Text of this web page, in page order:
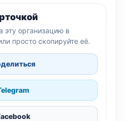
эту организацию в
просто скопируйте её.